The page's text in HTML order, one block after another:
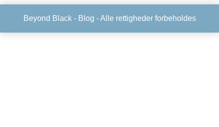
Beyond Black - Blog - Alle rettigheder forbeholdes